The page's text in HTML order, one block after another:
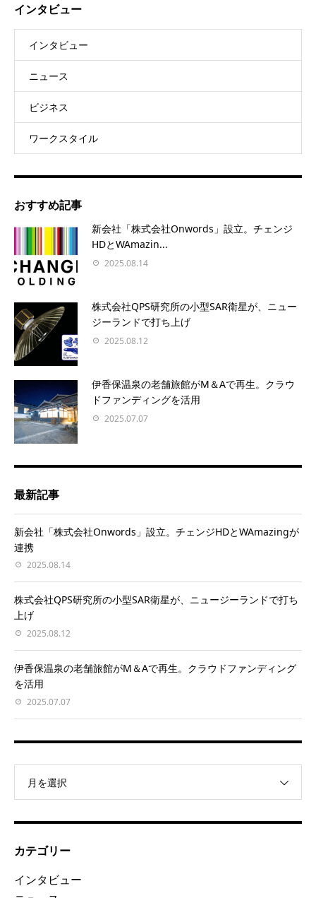
インタビュー
インタビュー
ニュース
ビジネス
ワークスタイル
おすすめ記事
新会社「株式会社Onwords」設立。チェンジ
HDとWAmazin...
2025.08.14
株式会社QPS研究所の小型SAR衛星が、ニュー
ジーランドで打ち上げ
2025.08.12
伊香保温泉の老舗旅館がM＆Aで再生。クラウ
ドファンディングを活用
2025.07.07
最新記事
新会社「株式会社Onwords」設立。チェンジHDとWAmazingが
連携
2025.08.14
株式会社QPS研究所の小型SAR衛星が、ニュージーランドで打ち
上げ
2025.08.12
伊香保温泉の老舗旅館がM＆Aで再生。クラウドファンディング
を活用
2025.07.07
月を選択
カテゴリー
インタビュー